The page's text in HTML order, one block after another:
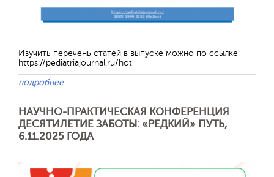
Изучить перечень статей в выпуске можно по ссылке -
https://pediatriajournal.ru/hot
подробнее
НАУЧНО-ПРАКТИЧЕСКАЯ КОНФЕРЕНЦИЯ
ДЕСЯТИЛЕТИЕ ЗАБОТЫ: «РЕДКИЙ» ПУТЬ,
6.11.2025 ГОДА